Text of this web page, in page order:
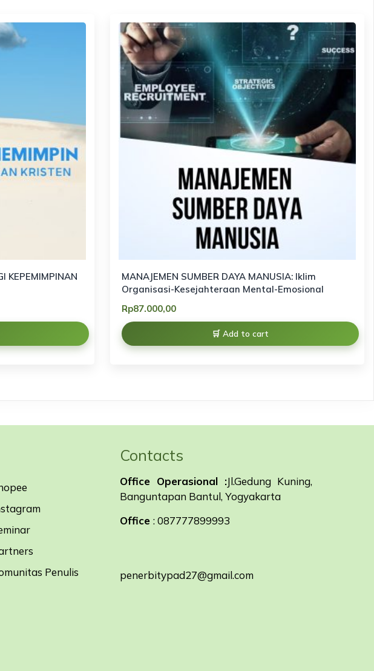
KEPEMIMPINAN
MANAJEMEN SUMBER DAYA MANUSIA: Iklim
Organisasi-Kesejahteraan Mental-Emosional
Rp87.000,00
Add to cart
Penulis
Contacts
Office Operasional :Jl.Gedung Kuning,
Banguntapan Bantul, Yogyakarta
Office: 087777899993
penerbitypad27@gmail.com